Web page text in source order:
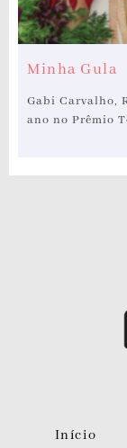
Minha Gula
Gabi Carvalho,
ano no Prêmio
Início